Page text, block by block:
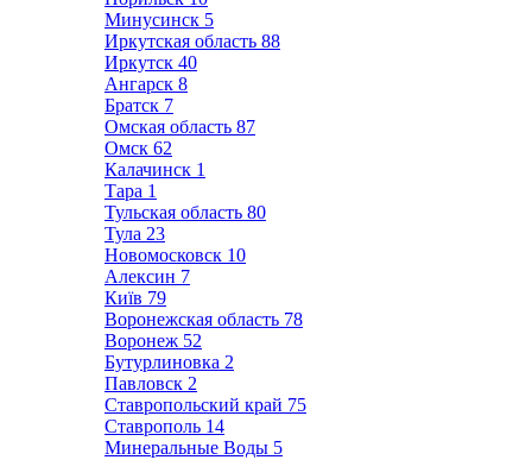
Минусинск 5
Иркутская область 88
Иркутск 40
Ангарск 8
Братск 7
Омская область 87
Омск 62
Калачинск 1
Тара 1
Тульская область 80
Тула 23
Новомосковск 10
Алексин 7
Київ 79
Воронежская область 78
Воронеж 52
Бутурлиновка 2
Павловск 2
Ставропольский край 75
Ставрополь 14
Минеральные Воды 5